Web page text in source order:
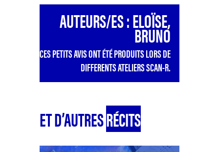
AUTEURS/ES : ELOÏSE,
BRUNO
CES PETITS AVIS ONT ÉTÉ PRODUITS LORS DE
DIFFERENTS ATELIERS SCAN-R.
ET D’AUTRESRÉCITS